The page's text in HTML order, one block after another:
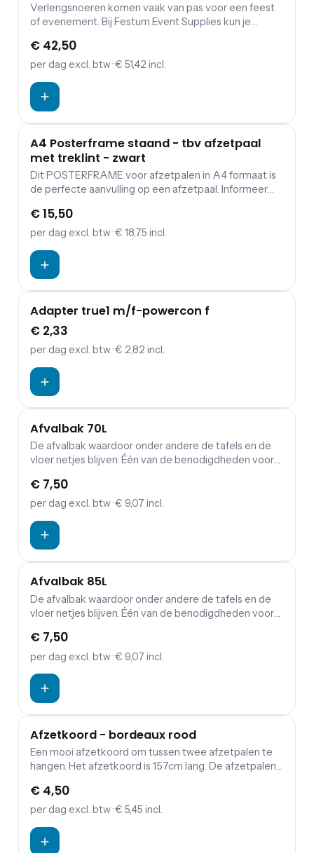
Verlengsnoeren komen vaak van pas voor een feest
of evenement. Bij Festum Event Supplies kun je
en kabbelmatten.
€ 42,50
per dag excl. btw· € 51,42 incl.
A4 Posterframe staand - tbv afzetpaal
met treklint - zwart
Dit POSTERFRAME voor afzetpalen in A4 formaat is
de perfecte aanvulling op een afzetpaal. Informeer
professioneel. Een display als deze is uitermate
geschikt tijdens beurzen, feesten en evenementen.
displays veelvuldig toegepast.
€ 15,50
per dag excl. btw· € 18,75 incl.
Adapter true1 m/f-powercon f
€ 2,33
per dag excl. btw· € 2,82 incl.
Afvalbak 70L
De afvalbak waardoor onder andere de tafels en de
vloer netjes blijven. Één van de benodigdheden voor
handige afvalbak met een inhoud van 70 liter is ideaal
en mag dan ook zeker niet ontbreken tijdens jouw
€ 7,50
per dag excl. btw· € 9,07 incl.
Afvalbak 85L
De afvalbak waardoor onder andere de tafels en de
vloer netjes blijven. Één van de benodigdheden voor
handige afvalbak met een inhoud van 85 liter is ideaal
en mag dan ook zeker niet ontbreken tijdens jouw
€ 7,50
per dag excl. btw· € 9,07 incl.
Afzetkoord - bordeaux rood
Een mooi afzetkoord om tussen twee afzetpalen te
hangen. Het afzetkoord is 157cm lang. De afzetpalen
maar vooral mooie binnenkomst op jouw evenement
bezorgen? Combineer de koorden en palen met een
€ 4,50
per dag excl. btw· € 5,45 incl.